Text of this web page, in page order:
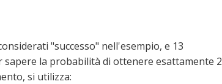
"successo" nell'esempio, e 13
sapere la probabilità di ottenere esattamente 2
si utilizza: